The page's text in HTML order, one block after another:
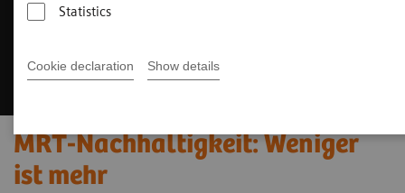
Statistics
Cookie declaration Show details
MRT-Nachhaltigkeit: Weniger
ist mehr